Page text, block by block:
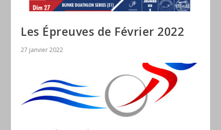
Les Épreuves de Février 2022
27 janvier 2022